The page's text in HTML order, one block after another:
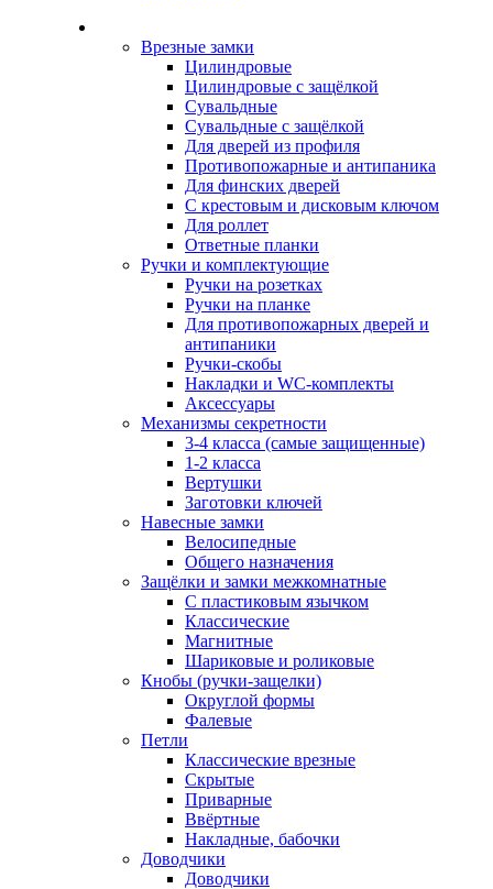
Врезные замки
Цилиндровые
Цилиндровые с защёлкой
Сувальдные
Сувальдные с защёлкой
Для дверей из профиля
Противопожарные и антипаника
Для финских дверей
С крестовым и дисковым ключом
Для роллет
Ответные планки
Ручки и комплектующие
Ручки на розетках
Ручки на планке
Для противопожарных дверей и
антипаники
Ручки-скобы
Накладки и WC-комплекты
Аксессуары
Механизмы секретности
3-4 класса (самые защищенные)
1-2 класса
Вертушки
Заготовки ключей
Навесные замки
Велосипедные
Общего назначения
Защёлки и замки межкомнатные
С пластиковым язычком
Классические
Магнитные
Шариковые и роликовые
Кнобы (ручки-защелки)
Округлой формы
Фалевые
Петли
Классические врезные
Скрытые
Приварные
Ввёртные
Накладные, бабочки
Доводчики
Доводчики